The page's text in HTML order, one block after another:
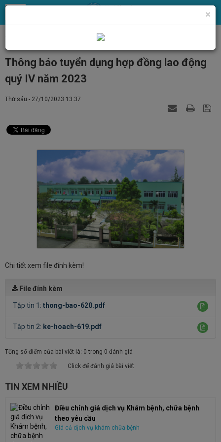
Tin tức, thông báo chung
Thông báo tuyển dụng hợp đồng lao động
quý IV năm 2023
Thứ sáu - 27/10/2023 13:37
Chi tiết xem file đính kèm!
File đính kèm
Tập tin 1: thong-bao-620.pdf
Tập tin 2: ke-hoach-619.pdf
Tổng số điểm của bài viết là: 0 trong 0 đánh giá
Click để đánh giá bài viết
TIN XEM NHIỀU
Điều chỉnh giá dịch vụ Khám bệnh, chữa bệnh
theo yêu cầu
Giá cả dịch vụ khám chữa bệnh
×